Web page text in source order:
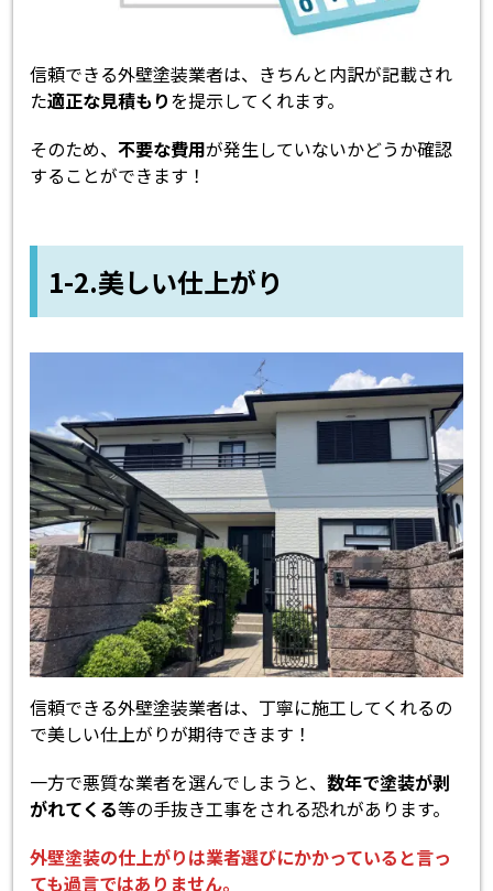
信頼できる外壁塗装業者は、きちんと内訳が記載され
た適正な見積もりを提示してくれます。
そのため、不要な費用が発生していないかどうか確認
することができます！
1-2.美しい仕上がり
信頼できる外壁塗装業者は、丁寧に施工してくれるの
で美しい仕上がりが期待できます！
一方で悪質な業者を選んでしまうと、数年で塗装が剥
がれてくる等の手抜き工事をされる恐れがあります。
外壁塗装の仕上がりは業者選びにかかっていると言っ
ても過言ではありません。